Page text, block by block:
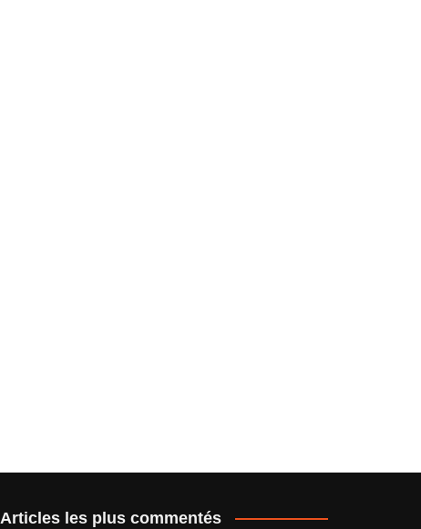
Articles les plus commentés